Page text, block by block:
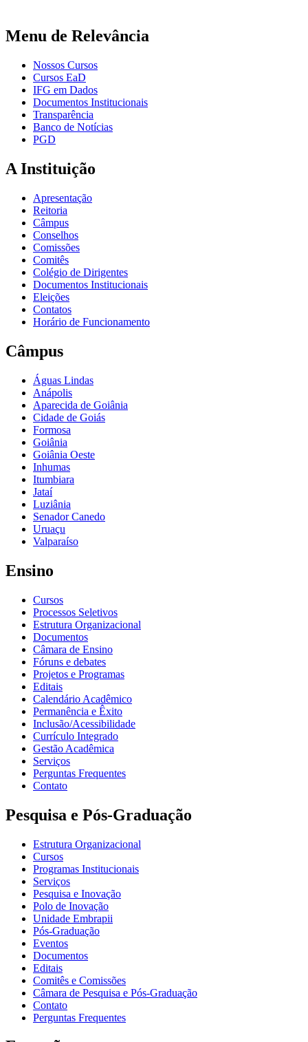
Menu de Relevância
Nossos Cursos
Cursos EaD
IFG em Dados
Documentos Institucionais
Transparência
Banco de Notícias
PGD
A Instituição
Apresentação
Reitoria
Câmpus
Conselhos
Comissões
Comitês
Colégio de Dirigentes
Documentos Institucionais
Eleições
Contatos
Horário de Funcionamento
Câmpus
Águas Lindas
Anápolis
Aparecida de Goiânia
Cidade de Goiás
Formosa
Goiânia
Goiânia Oeste
Inhumas
Itumbiara
Jataí
Luziânia
Senador Canedo
Uruaçu
Valparaíso
Ensino
Cursos
Processos Seletivos
Estrutura Organizacional
Documentos
Câmara de Ensino
Fóruns e debates
Projetos e Programas
Editais
Calendário Acadêmico
Permanência e Êxito
Inclusão/Acessibilidade
Currículo Integrado
Gestão Acadêmica
Serviços
Perguntas Frequentes
Contato
Pesquisa e Pós-Graduação
Estrutura Organizacional
Cursos
Programas Institucionais
Serviços
Pesquisa e Inovação
Polo de Inovação
Unidade Embrapii
Pós-Graduação
Eventos
Documentos
Editais
Comitês e Comissões
Câmara de Pesquisa e Pós-Graduação
Contato
Perguntas Frequentes